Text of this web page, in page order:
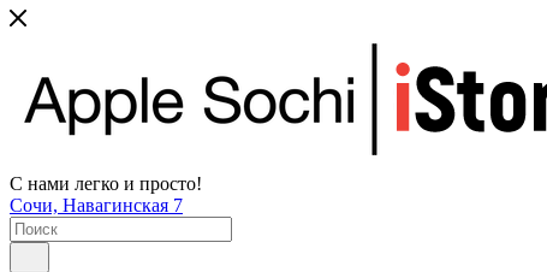
С нами легко и просто!
Сочи, Навагинская 7